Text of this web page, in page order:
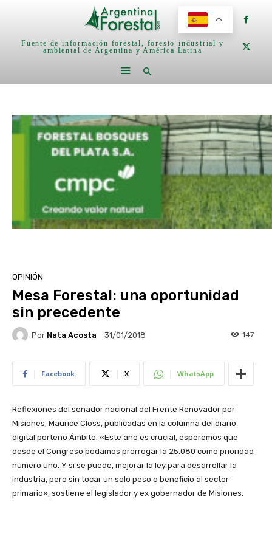
Fuente de información forestal, foresto-industrial y
ambiental de Argentina y América Latina
OPINIÓN
Mesa Forestal: una oportunidad
sin precedente
Por Nata Acosta 31/01/2018 147
Facebook X WhatsApp
Reflexiones del senador nacional del Frente Renovador por
Misiones, Maurice Closs, publicadas en la columna del diario
digital porteño Ámbito. «Este año es crucial, esperemos que
desde el Congreso podamos prorrogar la 25.080 como prioridad
número uno. Y si se puede, mejorar la ley para desarrollar la
industria, pero sin tocar un solo peso o beneficio al sector
primario», sostiene el legislador y ex gobernador de Misiones.